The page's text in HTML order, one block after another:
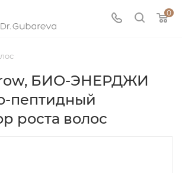
0
БИО-ЭНЕРДЖИ
пептидный
роста волос